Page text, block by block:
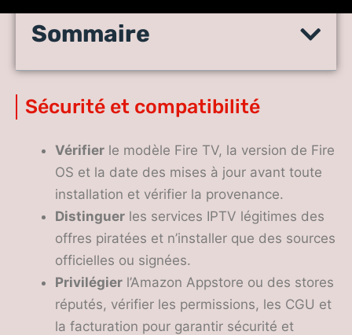
plus sûr pour l’installer ?
Sommaire
Sécurité et compatibilité
Vérifier le modèle Fire TV, la version de Fire
OS et la date des mises à jour avant toute
installation et vérifier la provenance.
Distinguer les services IPTV légitimes des
offres piratées et n’installer que des sources
officielles ou signées.
Privilégier l’Amazon Appstore ou des stores
réputés, vérifier les permissions, les CGU et
la facturation pour garantir sécurité et